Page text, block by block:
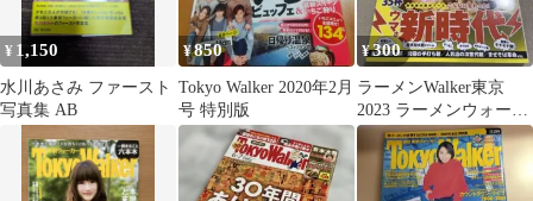
¥ 1,150
水川あさみ ファースト
写真集 AB
¥850
Tokyo Walker 2020年2月
号 特別版
¥300
ラーメンWalker東京
2023 ラーメンウォーカ
ー ウマさ新時代 プ
レミアム麺